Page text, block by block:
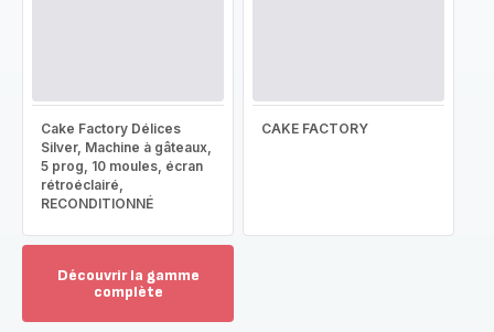
Cake Factory Délices
Silver, Machine à gâteaux,
5 prog, 10 moules, écran
rétroéclairé,
RECONDITIONNÉ
CAKE FACTORY
Découvrir la gamme
complète